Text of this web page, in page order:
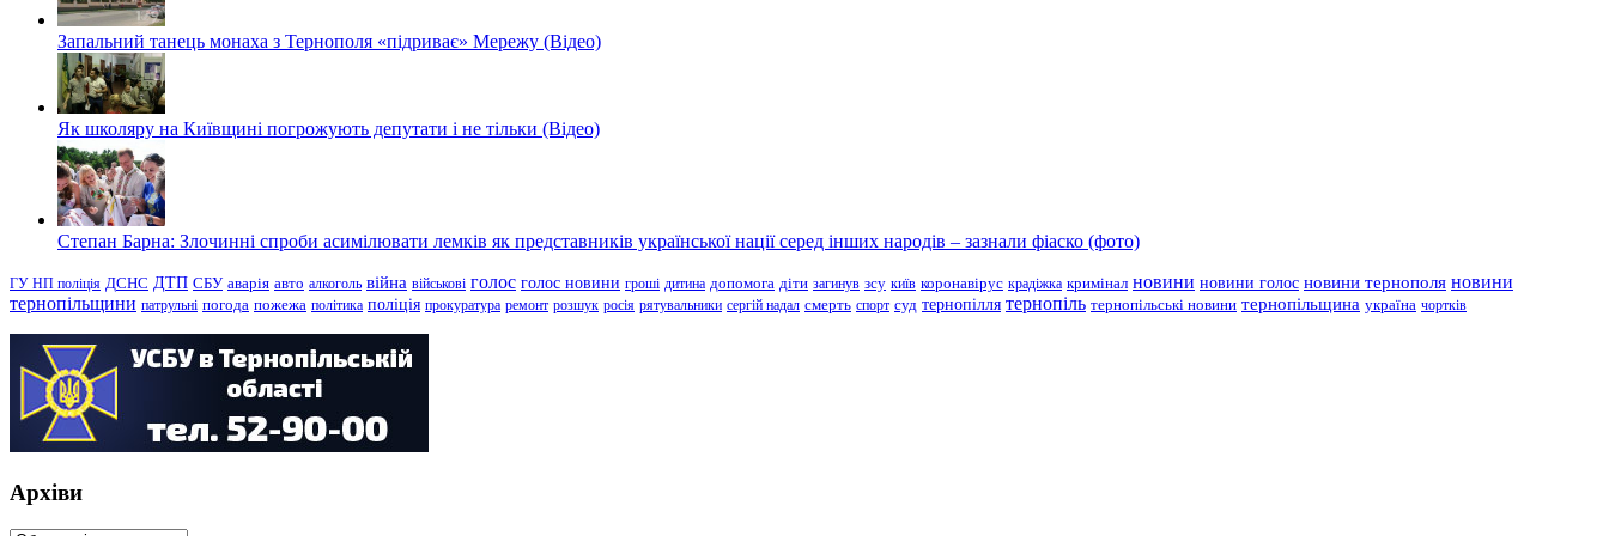
Запальний танець монаха з Тернополя «підриває» Мережу (Відео)
Як школяру на Київщині погрожують депутати і не тільки (Відео)
Степан Барна: Злочинні спроби асимілювати лемків як представників української нації серед інших народів – зазнали фіаско (фото)
ГУ НП поліція ДСНС ДТП СБУ аварія авто алкоголь війна військові голос голос новини гроші дитина допомога діти загинув зсу київ коронавірус крадіжка кримінал новини новини голос новини тернополя новини
тернопільщини патрульні погода пожежа політика поліція прокуратура ремонт розшук росія рятувальники сергій надал смерть спорт суд тернопілля тернопіль тернопільські новини тернопільщина україна чортків
Архіви